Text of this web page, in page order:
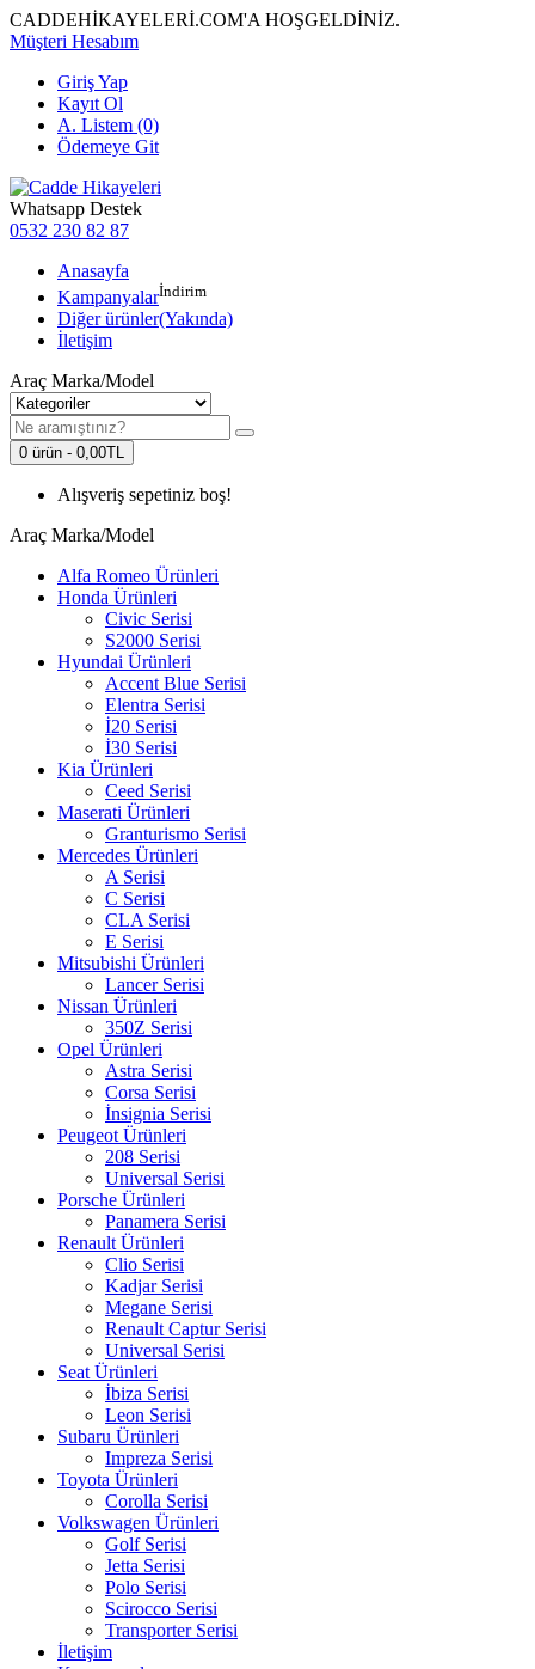
CADDEHİKAYELERİ.COM'A HOŞGELDİNİZ.
Müşteri Hesabım
Giriş Yap
Kayıt Ol
A. Listem (0)
Ödemeye Git
Whatsapp Destek
0532 230 82 87
Anasayfa
Kampanyalarİndirim
Diğer ürünler(Yakında)
İletişim
Araç Marka/Model
0 ürün - 0,00TL
Alışveriş sepetiniz boş!
Araç Marka/Model
Alfa Romeo Ürünleri
Honda Ürünleri
Civic Serisi
S2000 Serisi
Hyundai Ürünleri
Accent Blue Serisi
Elentra Serisi
İ20 Serisi
İ30 Serisi
Kia Ürünleri
Ceed Serisi
Maserati Ürünleri
Granturismo Serisi
Mercedes Ürünleri
A Serisi
C Serisi
CLA Serisi
E Serisi
Mitsubishi Ürünleri
Lancer Serisi
Nissan Ürünleri
350Z Serisi
Opel Ürünleri
Astra Serisi
Corsa Serisi
İnsignia Serisi
Peugeot Ürünleri
208 Serisi
Universal Serisi
Porsche Ürünleri
Panamera Serisi
Renault Ürünleri
Clio Serisi
Kadjar Serisi
Megane Serisi
Renault Captur Serisi
Universal Serisi
Seat Ürünleri
İbiza Serisi
Leon Serisi
Subaru Ürünleri
Impreza Serisi
Toyota Ürünleri
Corolla Serisi
Volkswagen Ürünleri
Golf Serisi
Jetta Serisi
Polo Serisi
Scirocco Serisi
Transporter Serisi
İletişim